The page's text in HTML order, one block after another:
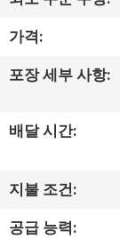
것
공
투
어
가격:
포장 세부 사항:
배달 시간:
지불 조건:
공급 능력: